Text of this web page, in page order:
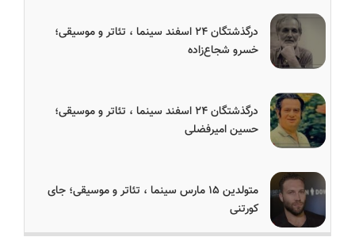
درگذشتگان ۲۴ اسفند سینما ، تئاتر و موسیقی؛
خسرو شجاع‌زاده
درگذشتگان ۲۴ اسفند سینما ، تئاتر و موسیقی؛
حسین امیرفضلی
متولدین ۱۵ مارس سینما ، تئاتر و موسیقی؛ جای
کورتنی